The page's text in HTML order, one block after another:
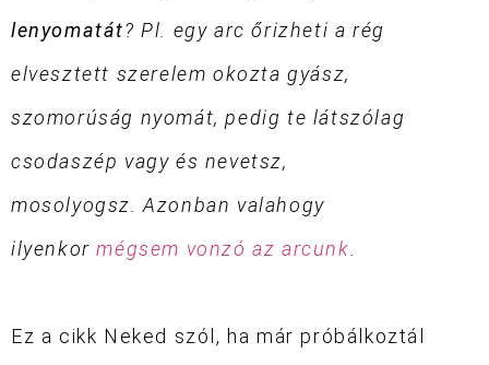
lenyomatát? Pl. egy arc őrizheti a rég
elvesztett szerelem okozta gyász,
szomorúság nyomát, pedig te látszólag
csodaszép vagy és nevetsz,
mosolyogsz.Azonban valahogy
ilyenkormégsem vonzó az arcunk
Ez a cikk Neked szól, ha már próbálkoztál